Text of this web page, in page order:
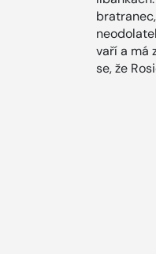
vaří a má
se, že